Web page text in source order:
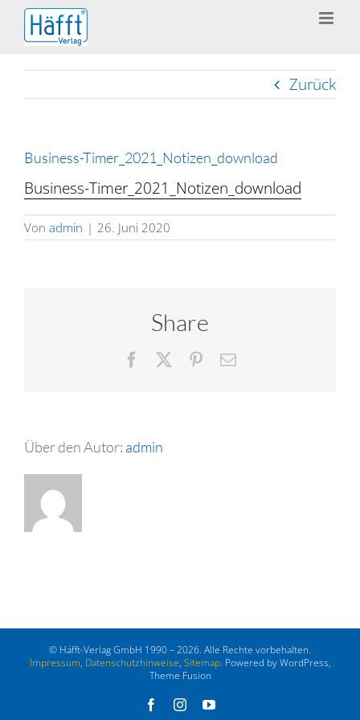
Zum
Inhalt
springen
Zurück
Business-Timer_2021_Notizen_download
Business-Timer_2021_Notizen_download
Von admin | 26. Juni 2020
Share
Facebook Pinterest
E-
Über den Autor: admin
© Häfft-Verlag GmbH 1990 – 2026. Alle Rechte vorbehalten.
Impressum, Datenschutzhinweise, Sitemap. Powered by WordPress,
Theme Fusion
FacebookInstagramYouTube